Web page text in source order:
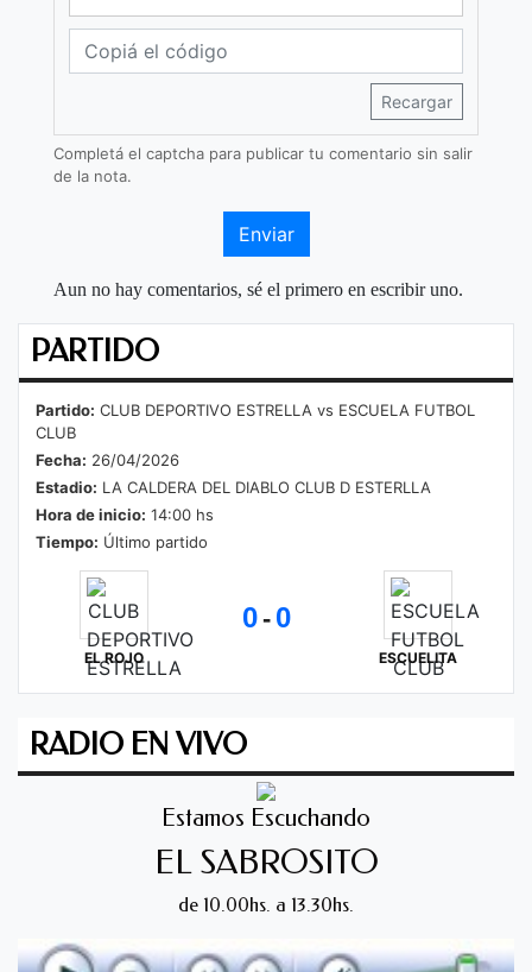
Recargar
Completá el captcha para publicar tu comentario sin salir
de la nota.
Enviar
Aun no hay comentarios, sé el primero en escribir uno.
PARTIDO
Partido: CLUB DEPORTIVO ESTRELLA vs ESCUELA FUTBOL
CLUB
Fecha: 26/04/2026
Estadio: LA CALDERA DEL DIABLO CLUB D ESTERLLA
Hora de inicio: 14:00 hs
Tiempo: Último partido
EL ROJO
0- 0
ESCUELITA
RADIO EN VIVO
Estamos Escuchando
EL SABROSITO
de 10.00hs. a 13.30hs.